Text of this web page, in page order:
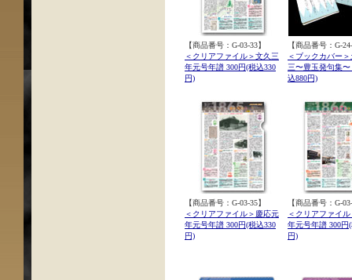
【商品番号：G-03-33】
＜クリアファイル＞文久三
年元号年譜 300円(税込330
円)
【商品番号：G-
＜ブックカバー
三〜豊玉発句集〜
込880円)
【商品番号：G-03-35】
＜クリアファイル＞慶応元
年元号年譜 300円(税込330
円)
【商品番号：G-
＜クリアファイ
年元号年譜 300円
円)